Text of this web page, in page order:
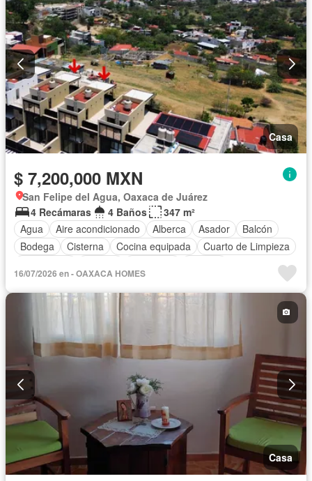
Casa
$ 7,200,000 MXN
San Felipe del Agua, Oaxaca de Juárez
4 Recámaras
4 Baños
347 m²
Agua
Aire acondicionado Alberca Asador
Balcón
Bodega
Cisterna Cocina equipada
Cuarto de Limpieza
Sin amueblar
16/07/2026 en - OAXACA HOMES
Casa